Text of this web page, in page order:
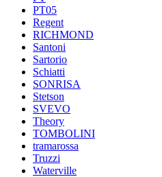
PT05
Regent
RICHMOND
Santoni
Sartorio
Schiatti
SONRISA
Stetson
SVEVO
Theory
TOMBOLINI
tramarossa
Truzzi
Waterville